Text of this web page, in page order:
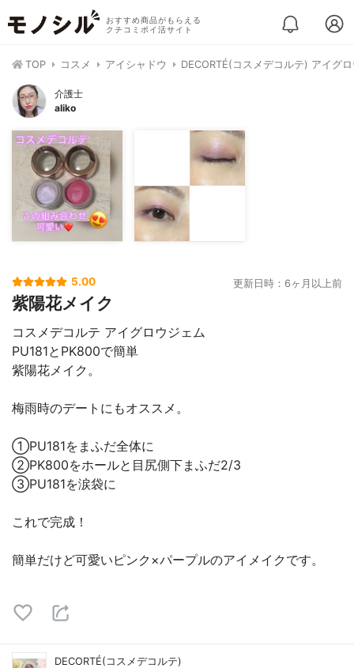
おすすめ商品がもらえる
クチコミポイ活サイト
TOP コスメ アイシャドウ DECORTÉ(コスメデコルテ) アイグ
介護士
aliko
5.00 更新日時：6ヶ月以上前
紫陽花メイク
コスメデコルテ アイグロウジェム
PU181とPK800で簡単
紫陽花メイク。
梅雨時のデートにもオススメ。
①PU181をまふだ全体に
②PK800をホールと目尻側下まふだ2/3
③PU181を涙袋に
これで完成！
簡単だけど可愛いピンク×パープルのアイメイクです。
DECORTÉ(コスメデコルテ)